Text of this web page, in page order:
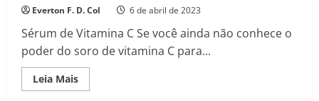
Everton F. D. Col 6 de abril de 2023
Sérum de Vitamina C Se você ainda não conhece o
poder do soro de vitamina C para...
Leia MaisRead
more